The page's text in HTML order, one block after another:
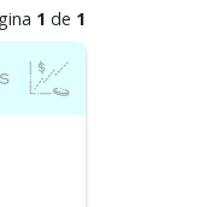
1 de 1